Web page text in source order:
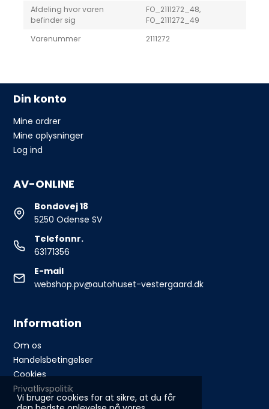
Vi bruger cookies for at sikre, at du får
Afdeling hvor varen
befinder sig
FO_2111272_48,
FO_2111272_49
Varenummer
2111272
Din konto
Mine ordrer
Mine oplysninger
Log ind
AV-ONLINE
Bondovej 18
5250 Odense SV
Telefonnr.
63171356
E-mail
webshop.pv@autohuset-vestergaard.dk
Information
Om os
Handelsbetingelser
Cookies
Privatlivspolitik